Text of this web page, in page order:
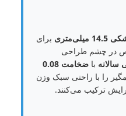
برای
در چشم طراحی
سالانه با
ضخامت 0.08
را با راحتی سبک وزن
ترکیب می‌کنند.